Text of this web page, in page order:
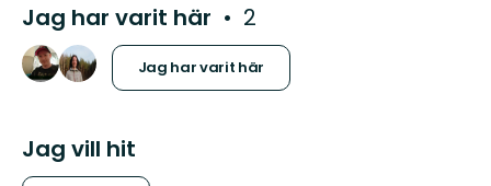
Jag har varit här 2
Jag har varit här
Jag vill hit